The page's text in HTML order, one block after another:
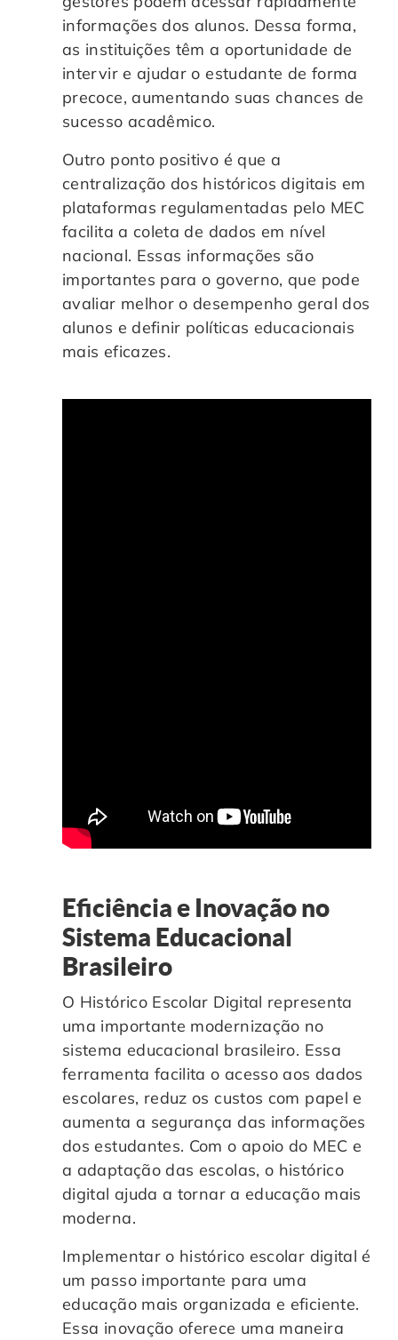
informações dos alunos. Dessa forma,
as instituições têm a oportunidade de
intervir e ajudar o estudante de forma
precoce, aumentando suas chances de
sucesso acadêmico.
Outro ponto positivo é que a
centralização dos históricos digitais em
plataformas regulamentadas pelo MEC
facilita a coleta de dados em nível
nacional. Essas informações são
importantes para o governo, que pode
avaliar melhor o desempenho geral dos
alunos e definir políticas educacionais
mais eficazes.
Eficiência e Inovação no
Sistema Educacional
Brasileiro
O Histórico Escolar Digital representa
uma importante modernização no
sistema educacional brasileiro. Essa
ferramenta facilita o acesso aos dados
escolares, reduz os custos com papel e
aumenta a segurança das informações
dos estudantes. Com o apoio do MEC e
a adaptação das escolas, o histórico
digital ajuda a tornar a educação mais
moderna.
Implementar o histórico escolar digital é
um passo importante para uma
educação mais organizada e eficiente.
Essa inovação oferece uma maneira